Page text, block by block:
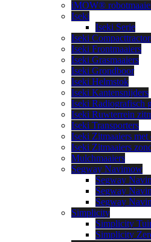
iMOW®
Iseki
Iseki Serie
Iseki
Iseki Frontmaaiers
Iseki Grasmaaiers
Iseki Grondboor
Iseki Helmstok
Iseki Kantensnijders
Iseki Radiografisch
Iseki Ruwterrein
Iseki Transporters
Iseki Zitmaaiers met
Iseki Zitmaaiers
Mulchmaaiers
Segway Navimow
Segway
Segway
Segway
Simplicity
Simplicity
Simplicity